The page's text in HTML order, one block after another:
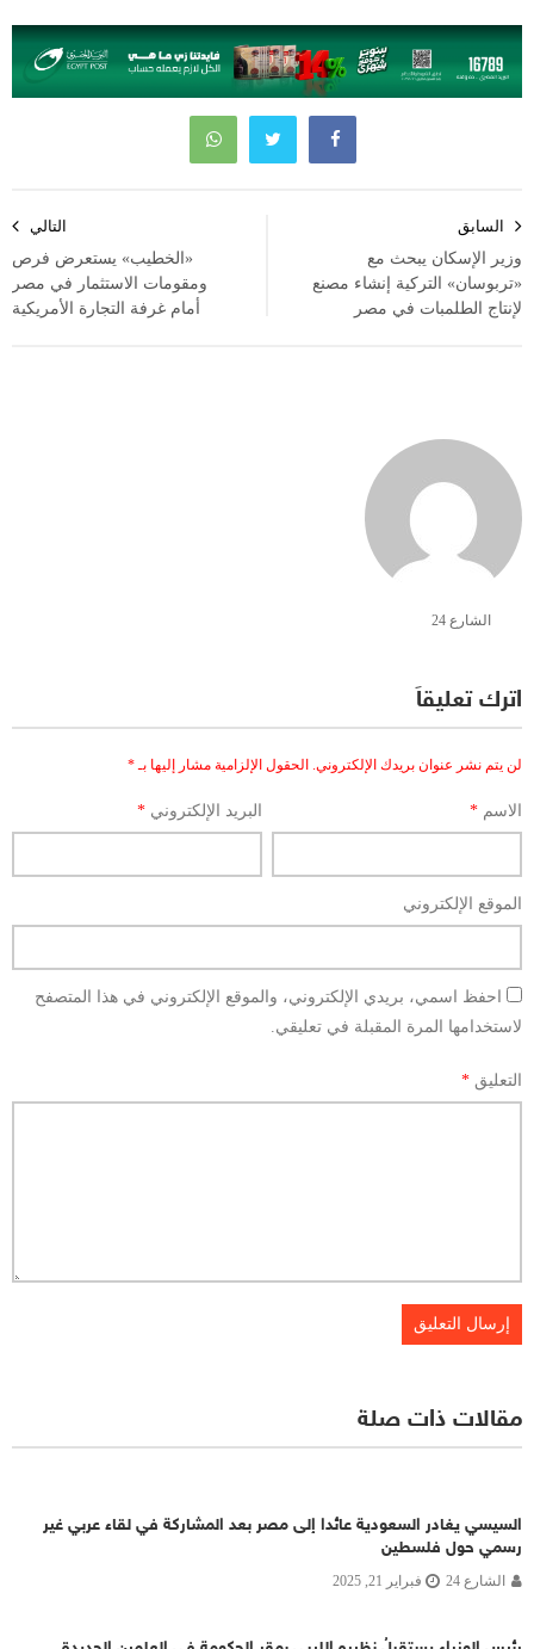
المقالات
السابق
وزير الإسكان يبحث مع
«تربوسان» التركية إنشاء مصنع
لإنتاج الطلمبات في مصر
التالي
«الخطيب» يستعرض فرص
ومقومات الاستثمار في مصر
أمام غرفة التجارة الأمريكية
الشارع 24
اترك تعليقاً
لن يتم نشر عنوان بريدك الإلكتروني. الحقول الإلزامية مشار إليها بـ*
الاسم * البريد الإلكتروني*
الموقع الإلكتروني
احفظ اسمي، بريدي الإلكتروني، والموقع الإلكتروني في هذا المتصفح
لاستخدامها المرة المقبلة في تعليقي.
التعليق *
مقالات ذات صلة
السيسي يغادر السعودية عائدا إلى مصر بعد المشاركة في لقاء عربي غير
رسمي حول فلسطين
الشارع 24 فبراير 21, 2025